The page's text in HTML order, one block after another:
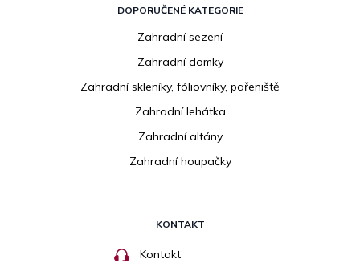
DOPORUČENÉ KATEGORIE
Zahradní sezení
Zahradní domky
Zahradní skleníky, fóliovníky, pařeniště
Zahradní lehátka
Zahradní altány
Zahradní houpačky
KONTAKT
Kontakt